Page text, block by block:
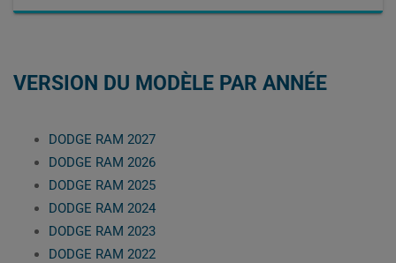
VERSION DU MODÈLE PAR ANNÉE
DODGE RAM 2027
DODGE RAM 2026
DODGE RAM 2025
DODGE RAM 2024
DODGE RAM 2023
DODGE RAM 2022